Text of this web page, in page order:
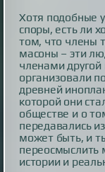
Хотя подобные
споры, есть ли
том, что члены
масоны – эти
членами другой
организовали
древней
которой они
обществе и о
передавались
может быть, и
переосмыслить
истории и